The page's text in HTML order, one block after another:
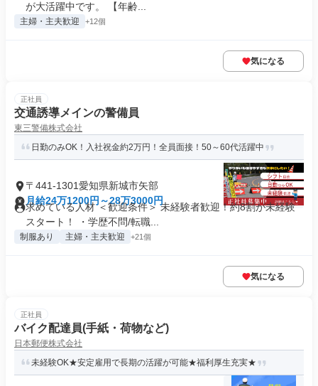
が大活躍中です。 【年齢...
主婦・主夫歓迎 +12個
気になる
正社員
交通誘導メインの警備員
東三警備株式会社
日勤のみOK！入社祝金約2万円！全員面接！50～60代活躍中
〒441-1301愛知県新城市矢部
月給24万1200円～28万3000円
求めている人材 ＜歓迎条件＞ 未経験者歓迎！約8割が未経験
スタート！ ・学歴不問/転職...
制服あり 主婦・主夫歓迎 +21個
気になる
正社員
バイク配達員(手紙・荷物など)
日本郵便株式会社
未経験OK★安定雇用で長期の活躍が可能★福利厚生充実★